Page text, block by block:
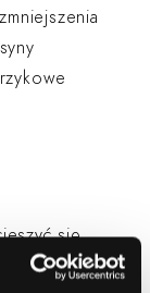
się
to